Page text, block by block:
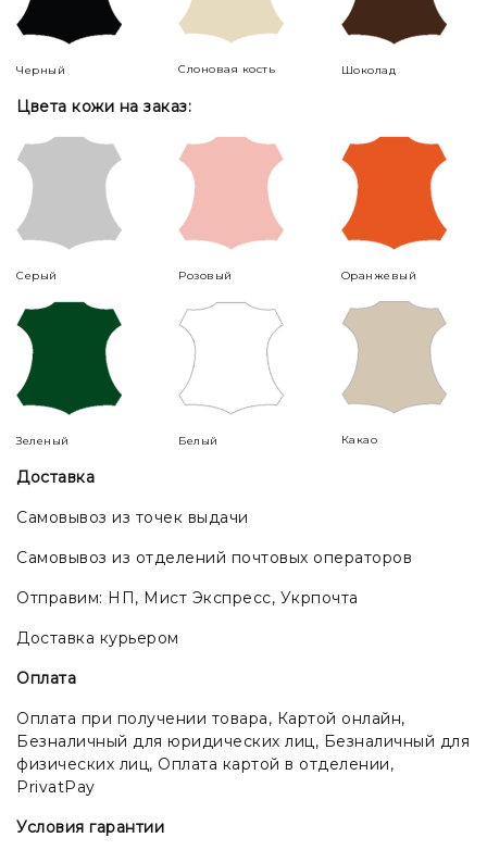
Черный Слоновая кость Шоколад
Цвета кожи на заказ:
Серый Розовый Оранжевый
Зеленый Белый Какао
Доставка
Самовывоз из точек выдачи
Самовывоз из отделений почтовых операторов
Отправим: НП, Мист Экспресс, Укрпочта
Доставка курьером
Оплата
Оплата при получении товара, Картой онлайн,
Безналичный для юридических лиц, Безналичный для
физических лиц, Оплата картой в отделении,
PrivatPay
Условия гарантии